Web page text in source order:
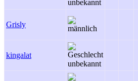
Grisly
kingalat